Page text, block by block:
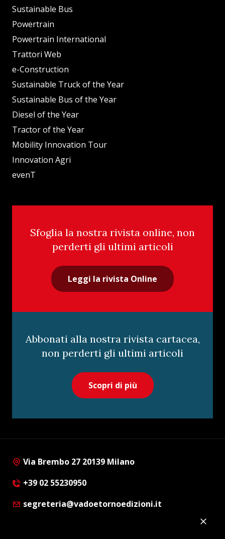
Sustainable Bus
Powertrain
Powertrain International
Trattori Web
e-Construction
Sustainable Truck of the Year
Sustainable Bus of the Year
Diesel of the Year
Tractor of the Year
Mobility Innovation Tour
Innovation Agri
evenT
Sfoglia la nostra rivista online, non
perderti gli ultimi articoli
Leggi la rivista Online
Abbonati alla nostra rivista cartacea,
non perderti gli ultimi articoli
Scopri di più
Via Brembo 27 20139 Milano
+39 02 55230950
segreteria@vadoetornoedizioni.it